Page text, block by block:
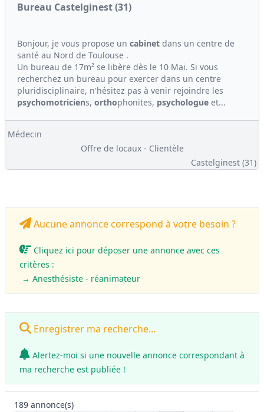
Bureau Castelginest (31)
Bonjour, je vous propose un cabinet dans un centre de
santé au Nord de Toulouse .
Un bureau de 17m² se libère dès le 10 Mai. Si vous
recherchez un bureau pour exercer dans un centre
pluridisciplinaire, n'hésitez pas à venir rejoindre les
psychomotriciens, orthophonites, psychologue et...
Médecin
Offre de locaux - Clientèle
Castelginest (31)
Aucune annonce correspond à votre besoin ?
Cliquez ici pour déposer une annonce avec ces
critères :
→ Anesthésiste - réanimateur
Enregistrer ma recherche...
Alertez-moi si une nouvelle annonce correspondant à
ma recherche est publiée !
189 annonce(s)